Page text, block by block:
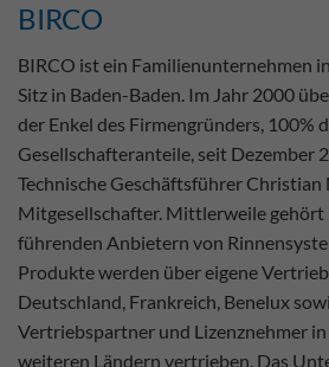
BIRCO
BIRCO ist ein Familienunternehmen
Sitz in Baden-Baden. Im Jahr 2000
der Enkel des Firmengründers, 100%
Gesellschafteranteile, seit Dezember
Technische Geschäftsführer Christian
Mitgesellschafter. Mittlerweile gehört
führenden Anbietern von
Produkte werden über eigene
Deutschland, Frankreich, Benelux
Vertriebspartner und Lizenznehmer
weiteren Ländern vertrieben. Das